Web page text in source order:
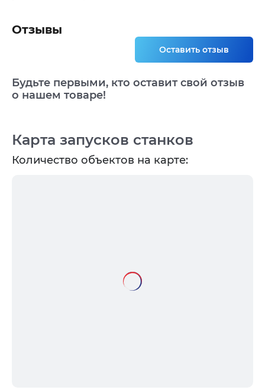
Карта запусков станков
Количество объектов на карте:
Отзывы
Оставить отзыв
Будьте первыми, кто оставит свой отзыв
о нашем товаре!